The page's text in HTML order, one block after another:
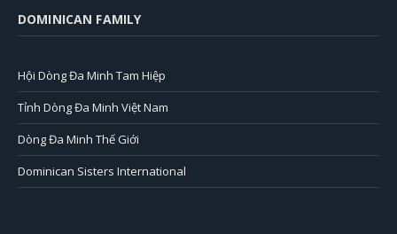
DOMINICAN FAMILY
Hội Dòng Đa Minh Tam Hiệp
Tỉnh Dòng Đa Minh Việt Nam
Dòng Đa Minh Thế Giới
Dominican Sisters International